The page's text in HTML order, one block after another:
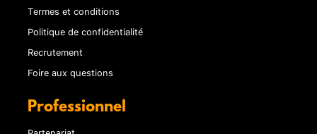
Termes et conditions
Politique de confidentialité
Recrutement
Foire aux questions
Professionnel